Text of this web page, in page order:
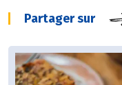
Partager sur